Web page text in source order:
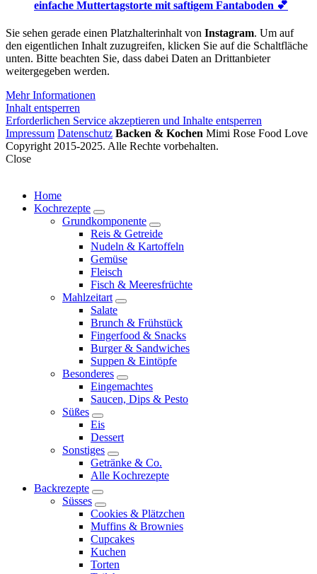
einfache Muttertagstorte mit saftigem Fantaboden 💕
Sie sehen gerade einen Platzhalterinhalt von Instagram. Um auf
den eigentlichen Inhalt zuzugreifen, klicken Sie auf die Schaltfläche
unten. Bitte beachten Sie, dass dabei Daten an Drittanbieter
weitergegeben werden.
Mehr Informationen
Inhalt entsperren
Erforderlichen Service akzeptieren und Inhalte entsperren
Impressum Datenschutz Backen & Kochen Mimi Rose Food Love
Copyright 2015-2025. Alle Rechte vorbehalten.
Close
Home
Kochrezepte
expand
child
menu
Grundkomponente
expand
child
menu
Reis & Getreide
Nudeln & Kartoffeln
Gemüse
Fleisch
Fisch & Meeresfrüchte
Mahlzeitart
expand
child
menu
Salate
Brunch & Frühstück
Fingerfood & Snacks
Burger & Sandwiches
Suppen & Eintöpfe
Besonderes
expand
child
menu
Eingemachtes
Saucen, Dips & Pesto
Süßes
expand
child
menu
Eis
Dessert
Sonstiges
expand
child
menu
Getränke & Co.
Alle Kochrezepte
Backrezepte
expand
child
menu
Süsses
expand
child
menu
Cookies & Plätzchen
Muffins & Brownies
Cupcakes
Kuchen
Torten